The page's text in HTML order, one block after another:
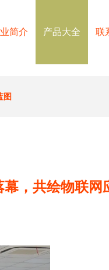
简介 产品大全 联
图
，共绘物联网